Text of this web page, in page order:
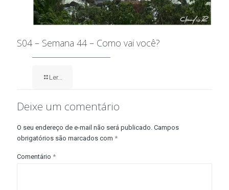
S04 – Semana 44 – Como vai você?
Ler...
Deixe um comentário
O seu endereço de e-mail não será publicado. Campos
obrigatórios são marcados com *
Comentário *